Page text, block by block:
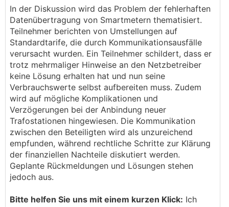
Hinter unserem Haus wurde eine neue Trafostation
gebaut von Mittelspannung auf Niederspannung an
dem wir jetzt hängen. Am 12. Juni waren die Netz
OÖ Techniker an unserem HAK und haben praktisch
unsere Straße inkl. unserem Haus auf den neuen
Trafo gehängt.
Nun ist unsere Powerlineverbindung seit daher weg.
Grund: Der Powerlineverteiler hat Lieferzeit, jedoch
unbekannt wie lange.
Nach 60 Tagen schaltet der SM dann von smart auf
nonsmart um und speichert auch keine Daten mehr.
Bei erneuter Verbindung wird einfach Alt + Neustand
ermittelt und zur Verrechnung weitergeleitet.
Hat jemand Erfahrung wie dann die ÖMAG bzw. der
Bezugsanbieter bei dynamischen Stundentarifen
In der Diskussion wird das Problem der fehlerhaften
Datenübertragung von Smartmetern thematisiert.
Teilnehmer berichten von Umstellungen auf
Standardtarife, die durch Kommunikationsausfälle
verursacht wurden. Ein Teilnehmer schildert, dass er
trotz mehrmaliger Hinweise an den Netzbetreiber
keine Lösung erhalten hat und nun seine
Verbrauchswerte selbst aufbereiten muss. Zudem
wird auf mögliche Komplikationen und
Verzögerungen bei der Anbindung neuer
Trafostationen hingewiesen. Die Kommunikation
zwischen den Beteiligten wird als unzureichend
empfunden, während rechtliche Schritte zur Klärung
der finanziellen Nachteile diskutiert werden.
Geplante Rückmeldungen und Lösungen stehen
jedoch aus.
Bitte helfen Sie uns mit einem kurzen Klick: Ich